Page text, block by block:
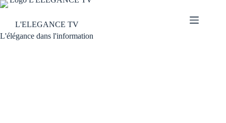
L'ELEGANCE TV
L'élégance dans l'information